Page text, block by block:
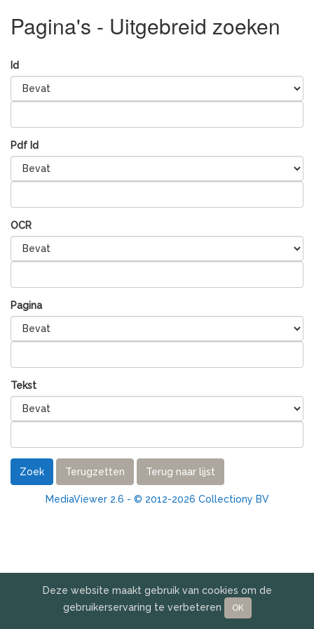
Pagina's - Uitgebreid zoeken
Id
Pdf Id
OCR
Pagina
Tekst
Zoek Terugzetten Terug naar lijst
MediaViewer 2.6 - © 2012-2026 Collectiony BV
Deze website maakt gebruik van cookies om de
gebruikerservaring te verbeteren
OK